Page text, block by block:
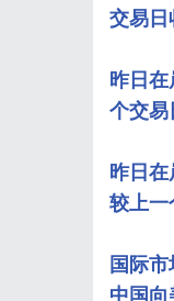
交易日
昨日
个交易
昨日
较上一
国际市
中国